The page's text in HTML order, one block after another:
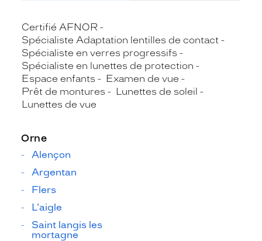
Certifié AFNOR
Spécialiste Adaptation lentilles de contact
Spécialiste en verres progressifs
Spécialiste en lunettes de protection
Espace enfants
Examen de vue
Prêt de montures
Lunettes de soleil
Lunettes de vue
Orne
Alençon
Argentan
Flers
L'aigle
Saint langis les
mortagne